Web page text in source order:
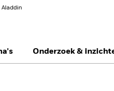
Aladdin
locatie
Onderzoek &